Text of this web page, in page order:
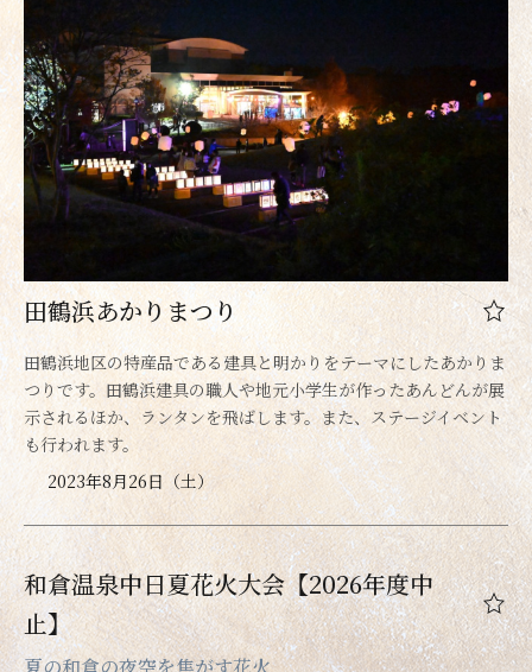
田鶴浜あかりまつり
田鶴浜地区の特産品である建具と明かりをテーマにしたあかりま
つりです。田鶴浜建具の職人や地元小学生が作ったあんどんが展
示されるほか、ランタンを飛ばします。また、ステージイベント
も行われます。
2023年8月26日（土）
和倉温泉中日夏花火大会【2026年度中
止】
夏の和倉の夜空を焦がす花火